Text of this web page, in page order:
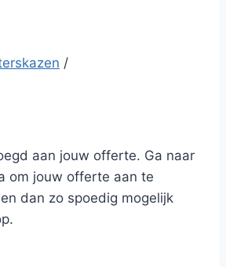
/
aan jouw offerte. Ga naar
om jouw offerte aan te
dan zo spoedig mogelijk